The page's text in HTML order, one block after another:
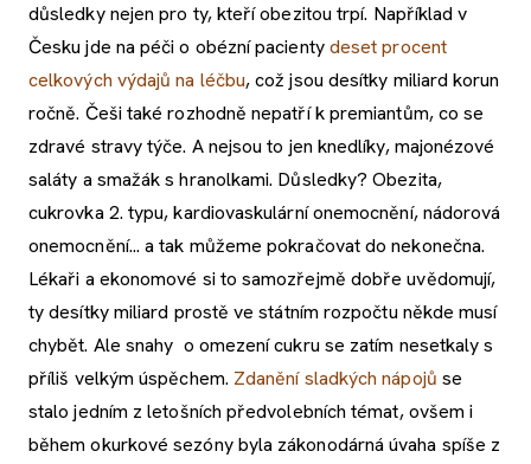
důsledky nejen pro ty, kteří obezitou trpí. Například v
Česku jde na péči o obézní pacientydeset procent
celkových výdajů na léčbu, což jsou desítky miliard korun
ročně. Češi také rozhodně nepatří k premiantům, co se
zdravé stravy týče. A nejsou to jen knedlíky, majonézové
saláty a smažák s hranolkami. Důsledky? Obezita,
cukrovka 2. typu, kardiovaskulární onemocnění, nádorová
onemocnění... a tak můžeme pokračovat do nekonečna.
Lékaři a ekonomové si to samozřejmě dobře uvědomují,
ty desítky miliard prostě ve státním rozpočtu někde musí
chybět. Ale snahy o omezení cukru se zatím nesetkaly s
příliš velkým úspěchem. Zdanění sladkých nápojů se
stalo jedním z letošních předvolebních témat, ovšem i
během okurkové sezóny byla zákonodárná úvaha spíše z